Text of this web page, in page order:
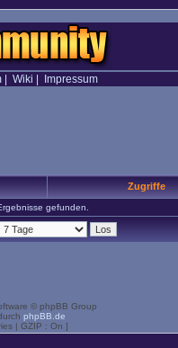
| Wiki Impressum
Zugriffe
gefunden.
© phpBB Group
phpBB.de
| GZIP : On ]